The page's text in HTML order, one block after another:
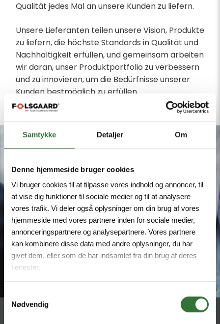
Samtykke Detaljer Om
Denne hjemmeside bruger cookies
Vi bruger cookies til at tilpasse vores indhold og annoncer, til
at vise dig funktioner til sociale medier og til at analysere
vores trafik. Vi deler også oplysninger om din brug af vores
hjemmeside med vores partnere inden for sociale medier,
annonceringspartnere og analysepartnere. Vores partnere
kan kombinere disse data med andre oplysninger, du har
givet dem, eller som de har indsamlet fra din brug af deres
tjenester.
Nødvendig
Qualität jedes Mal an unsere Kunden zu liefern.
Unsere Lieferanten teilen unsere Vision, Produkte
zu liefern, die höchste Standards in Qualität und
Nachhaltigkeit erfüllen, und gemeinsam arbeiten
wir daran, unser Produktportfolio zu verbessern
und zu innovieren, um die Bedürfnisse unserer
Kunden bestmöglich zu erfüllen.